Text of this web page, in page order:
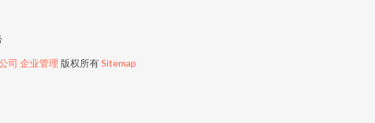
司 企业管理 版权所有Sitemap